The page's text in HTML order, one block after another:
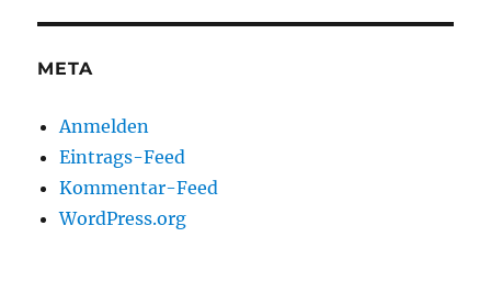
META
Anmelden
Eintrags-Feed
Kommentar-Feed
WordPress.org